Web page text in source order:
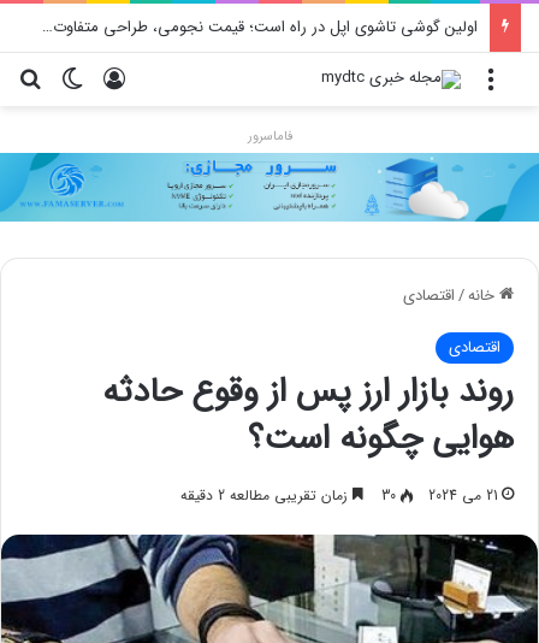
اولین گوشی تاشوی اپل در راه است؛ قیمت نجومی، طراحی متفاوت و زمان رونمایی احتمالی
تغییر ورود منو
فاماسرور
خانه/اقتصادی
اقتصادی
روند بازار ارز پس از وقوع حادثه
هوایی چگونه است؟
21 می 2024 30 زمان تقریبی مطالعه 2 دقیقه